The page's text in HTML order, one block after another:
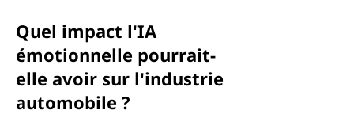
Quel impact l'IA
émotionnelle pourrait-
elle avoir sur l'industrie
automobile ?